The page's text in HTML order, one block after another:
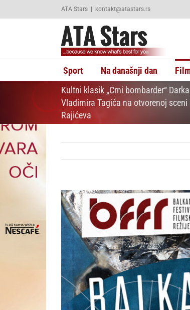
ATA Stars | kontakt@atastars.rs
Sport Na današnji dan
Kultni klasik „Crni bombarder“
Vladimira Tagića na otvorenoj sceni
Rajićeva
View
Larger
Image